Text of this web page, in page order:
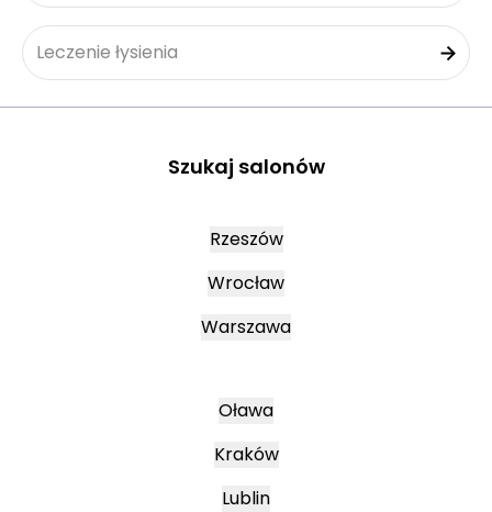
Leczenie łysienia
Szukaj salonów
Rzeszów
Wrocław
Warszawa
Oława
Kraków
Lublin